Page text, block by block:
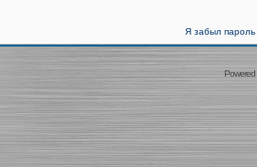
Я забыл пароль